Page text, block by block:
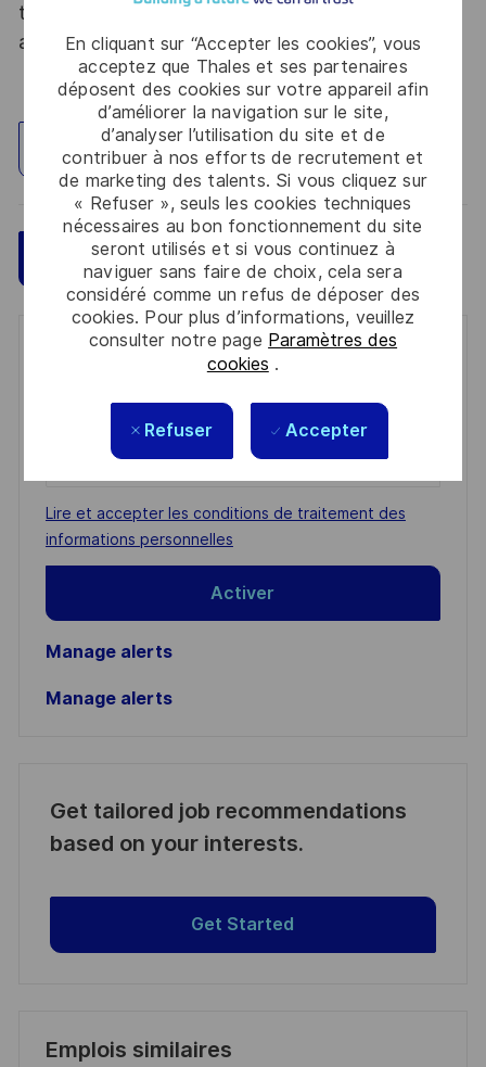
En cliquant sur “Accepter les cookies”, vous
acceptez que Thales et ses partenaires
déposent des cookies sur votre appareil afin
d’améliorer la navigation sur le site,
d’analyser l’utilisation du site et de
contribuer à nos efforts de recrutement et
de marketing des talents. Si vous cliquez sur
« Refuser », seuls les cookies techniques
nécessaires au bon fonctionnement du site
seront utilisés et si vous continuez à
naviguer sans faire de choix, cela sera
considéré comme un refus de déposer des
cookies. Pour plus d’informations, veuillez
consulter notre page Paramètres des
cookies .
Refuser Accepter
tous les talents. La diversité est notre meilleur
atout. Postulez et rejoignez nous !
Explorez un site
Postulez maintenant Sauvegarder
Get notified for similar jobs
You'll receive updates once a week
address
(Required)
Required
Lire et accepter les conditions de traitement des
informations personnelles
Activer
Manage alerts
Manage alerts
Get tailored job recommendations
based on your interests.
Get Started
Emplois similaires